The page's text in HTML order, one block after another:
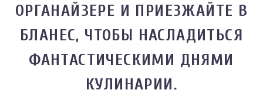
ОРГАНАЙЗЕРЕ И ПРИЕЗЖАЙТЕ В
БЛАНЕС, ЧТОБЫ НАСЛАДИТЬСЯ
ФАНТАСТИЧЕСКИМИ ДНЯМИ
КУЛИНАРИИ.